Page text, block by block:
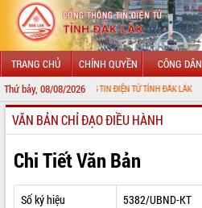
TRANG CHỦ CHÍNH QUYỀN CÔNG DÂN
Thứ bảy, 08/08/2026
CỔNG THÔNG TIN ĐIỆN TỬ TỈNH ĐẮK LẮK
GIỚI THIỆU
LÃNH ĐẠO UBND TỈNH
TIN TỨC SỰ KIỆN
VĂN BẢN CHỈ ĐẠO ĐIỀU HÀNH
Chi Tiết Văn Bản
Số ký hiệu
5382/UBND-KT